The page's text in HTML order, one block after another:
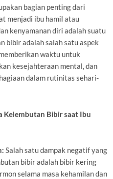
bagian penting dari
menjadi ibu hamil atau
kenyamanan diri adalah suatu
bibir adalah salah satu aspek
waktu untuk
kesejahteraan mental, dan
dalam rutinitas sehari-
Kelembutan Bibir saat Ibu
Salah satu dampak negatif yang
bibir adalah bibir kering
selama masa kehamilan dan